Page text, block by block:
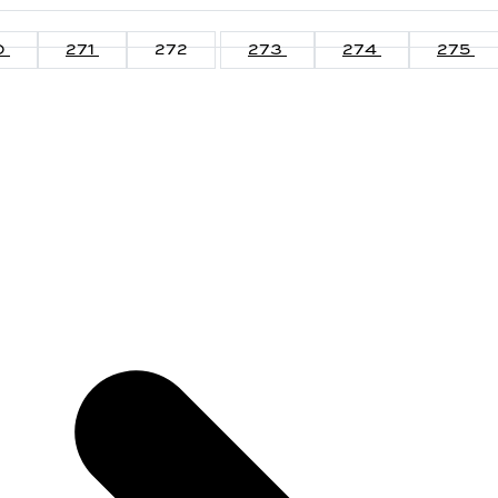
271 272 273 274 275